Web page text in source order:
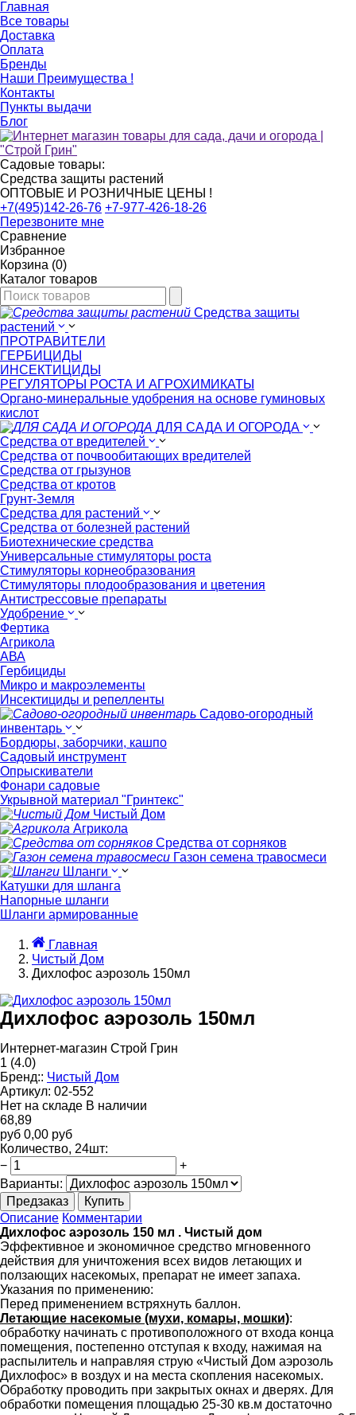
Главная
Все товары
Доставка
Оплата
Бренды
Наши Преимущества !
Контакты
Пункты выдачи
Блог
Садовые товары:
Средства защиты растений
ОПТОВЫЕ И РОЗНИЧНЫЕ ЦЕНЫ !
+7(495)142-26-76 +7-977-426-18-26
Перезвоните мне
Сравнение
Избранное
Корзина (0)
Каталог товаров
Средства защиты
растений
ПРОТРАВИТЕЛИ
ГЕРБИЦИДЫ
ИНСЕКТИЦИДЫ
РЕГУЛЯТОРЫ РОСТА И АГРОХИМИКАТЫ
Органо-минеральные удобрения на основе гуминовых
кислот
ДЛЯ САДА И ОГОРОДА
Средства от вредителей
Средства от почвообитающих вредителей
Средства от грызунов
Средства от кротов
Грунт-Земля
Средства для растений
Средства от болезней растений
Биотехнические средства
Универсальные стимуляторы роста
Стимуляторы корнеобразования
Стимуляторы плодообразования и цветения
Антистрессовые препараты
Удобрение
Фертика
Агрикола
АВА
Гербициды
Микро и макроэлементы
Инсектициды и репелленты
Садово-огородный
инвентарь
Бордюры, заборчики, кашпо
Садовый инструмент
Опрыскиватели
Фонари садовые
Укрывной материал "Гринтекс"
Чистый Дом
Агрикола
Средства от сорняков
Газон семена травосмеси
Шланги
Катушки для шланга
Напорные шланги
Шланги армированные
Главная
Чистый Дом
Дихлофос аэрозоль 150мл
Дихлофос аэрозоль 150мл
Интернет-магазин Строй Грин
1 (4.0)
Бренд:: Чистый Дом
Артикул: 02-552
Нет на складе В наличии
68,89
руб 0,00 руб
Количество, 24шт:
−
+
Варианты:
Предзаказ
Купить
Описание Комментарии
Дихлофос аэрозоль 150 мл . Чистый дом
Эффективное и экономичное средство мгновенного
действия для уничтожения всех видов летающих и
ползающих насекомых, препарат не имеет запаха.
Указания по применению:
Перед применением встряхнуть баллон.
Летающие насекомые (мухи, комары, мошки):
обработку начинать с противоположного от входа конца
помещения, постепенно отступая к входу, нажимая на
распылитель и направляя струю «Чистый Дом аэрозоль
Дихлофос» в воздух и на места скопления насекомых.
Обработку проводить при закрытых окнах и дверях. Для
обработки помещения площадью 25-30 кв.м достаточно